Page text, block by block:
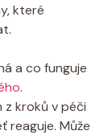
které⁢
a co funguje
.
​z kroků⁢ v péči
reaguje. ​Může